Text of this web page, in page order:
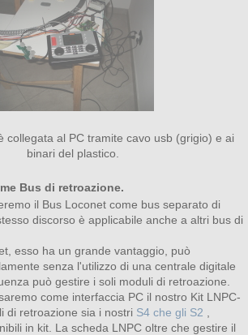
collegata al PC tramite cavo usb (grigio) e ai
binari del plastico.
Bus di retroazione.
il Bus Loconet come bus separato di
discorso è applicabile anche a altri bus di
esso ha un grande vantaggio, può
senza l'utilizzo di una centrale digitale
può gestire i soli moduli di retroazione.
come interfaccia PC il nostro Kit LNPC-
di retroazione sia i nostri S4 che gli S2
in kit. La scheda LNPC oltre che gestire il